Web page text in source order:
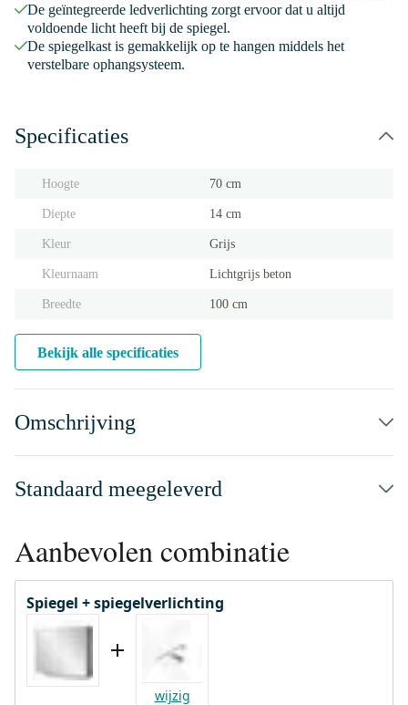
De geïntegreerde ledverlichting zorgt ervoor dat u altijd
voldoende licht heeft bij de spiegel.
De spiegelkast is gemakkelijk op te hangen middels het
verstelbare ophangsysteem.
Specificaties
Hoogte 70 cm
Diepte 14 cm
Kleur Grijs
Kleurnaam Lichtgrijs beton
Breedte 100 cm
Bekijk alle specificaties
Omschrijving
Standaard meegeleverd
Aanbevolen combinatie
Spiegel + spiegelverlichting
wijzig